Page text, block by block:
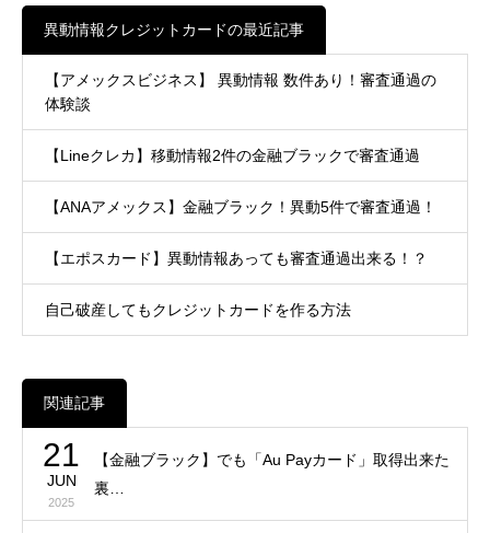
異動情報クレジットカードの最近記事
【アメックスビジネス】 異動情報 数件あり！審査通過の
体験談
【Lineクレカ】移動情報2件の金融ブラックで審査通過
【ANAアメックス】金融ブラック！異動5件で審査通過！
【エポスカード】異動情報あっても審査通過出来る！？
自己破産してもクレジットカードを作る方法
関連記事
21
JUN
2025
【金融ブラック】でも「Au Payカード」取得出来た
裏…